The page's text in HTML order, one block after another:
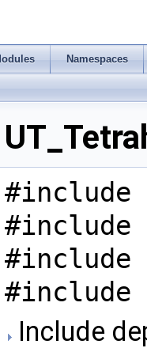
Namespaces
#include
#include
#include
#include
Include